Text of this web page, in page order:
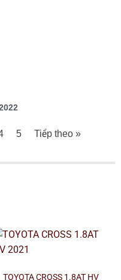
5 Tiếp theo »
TOYOTA CROSS 1.8AT HV